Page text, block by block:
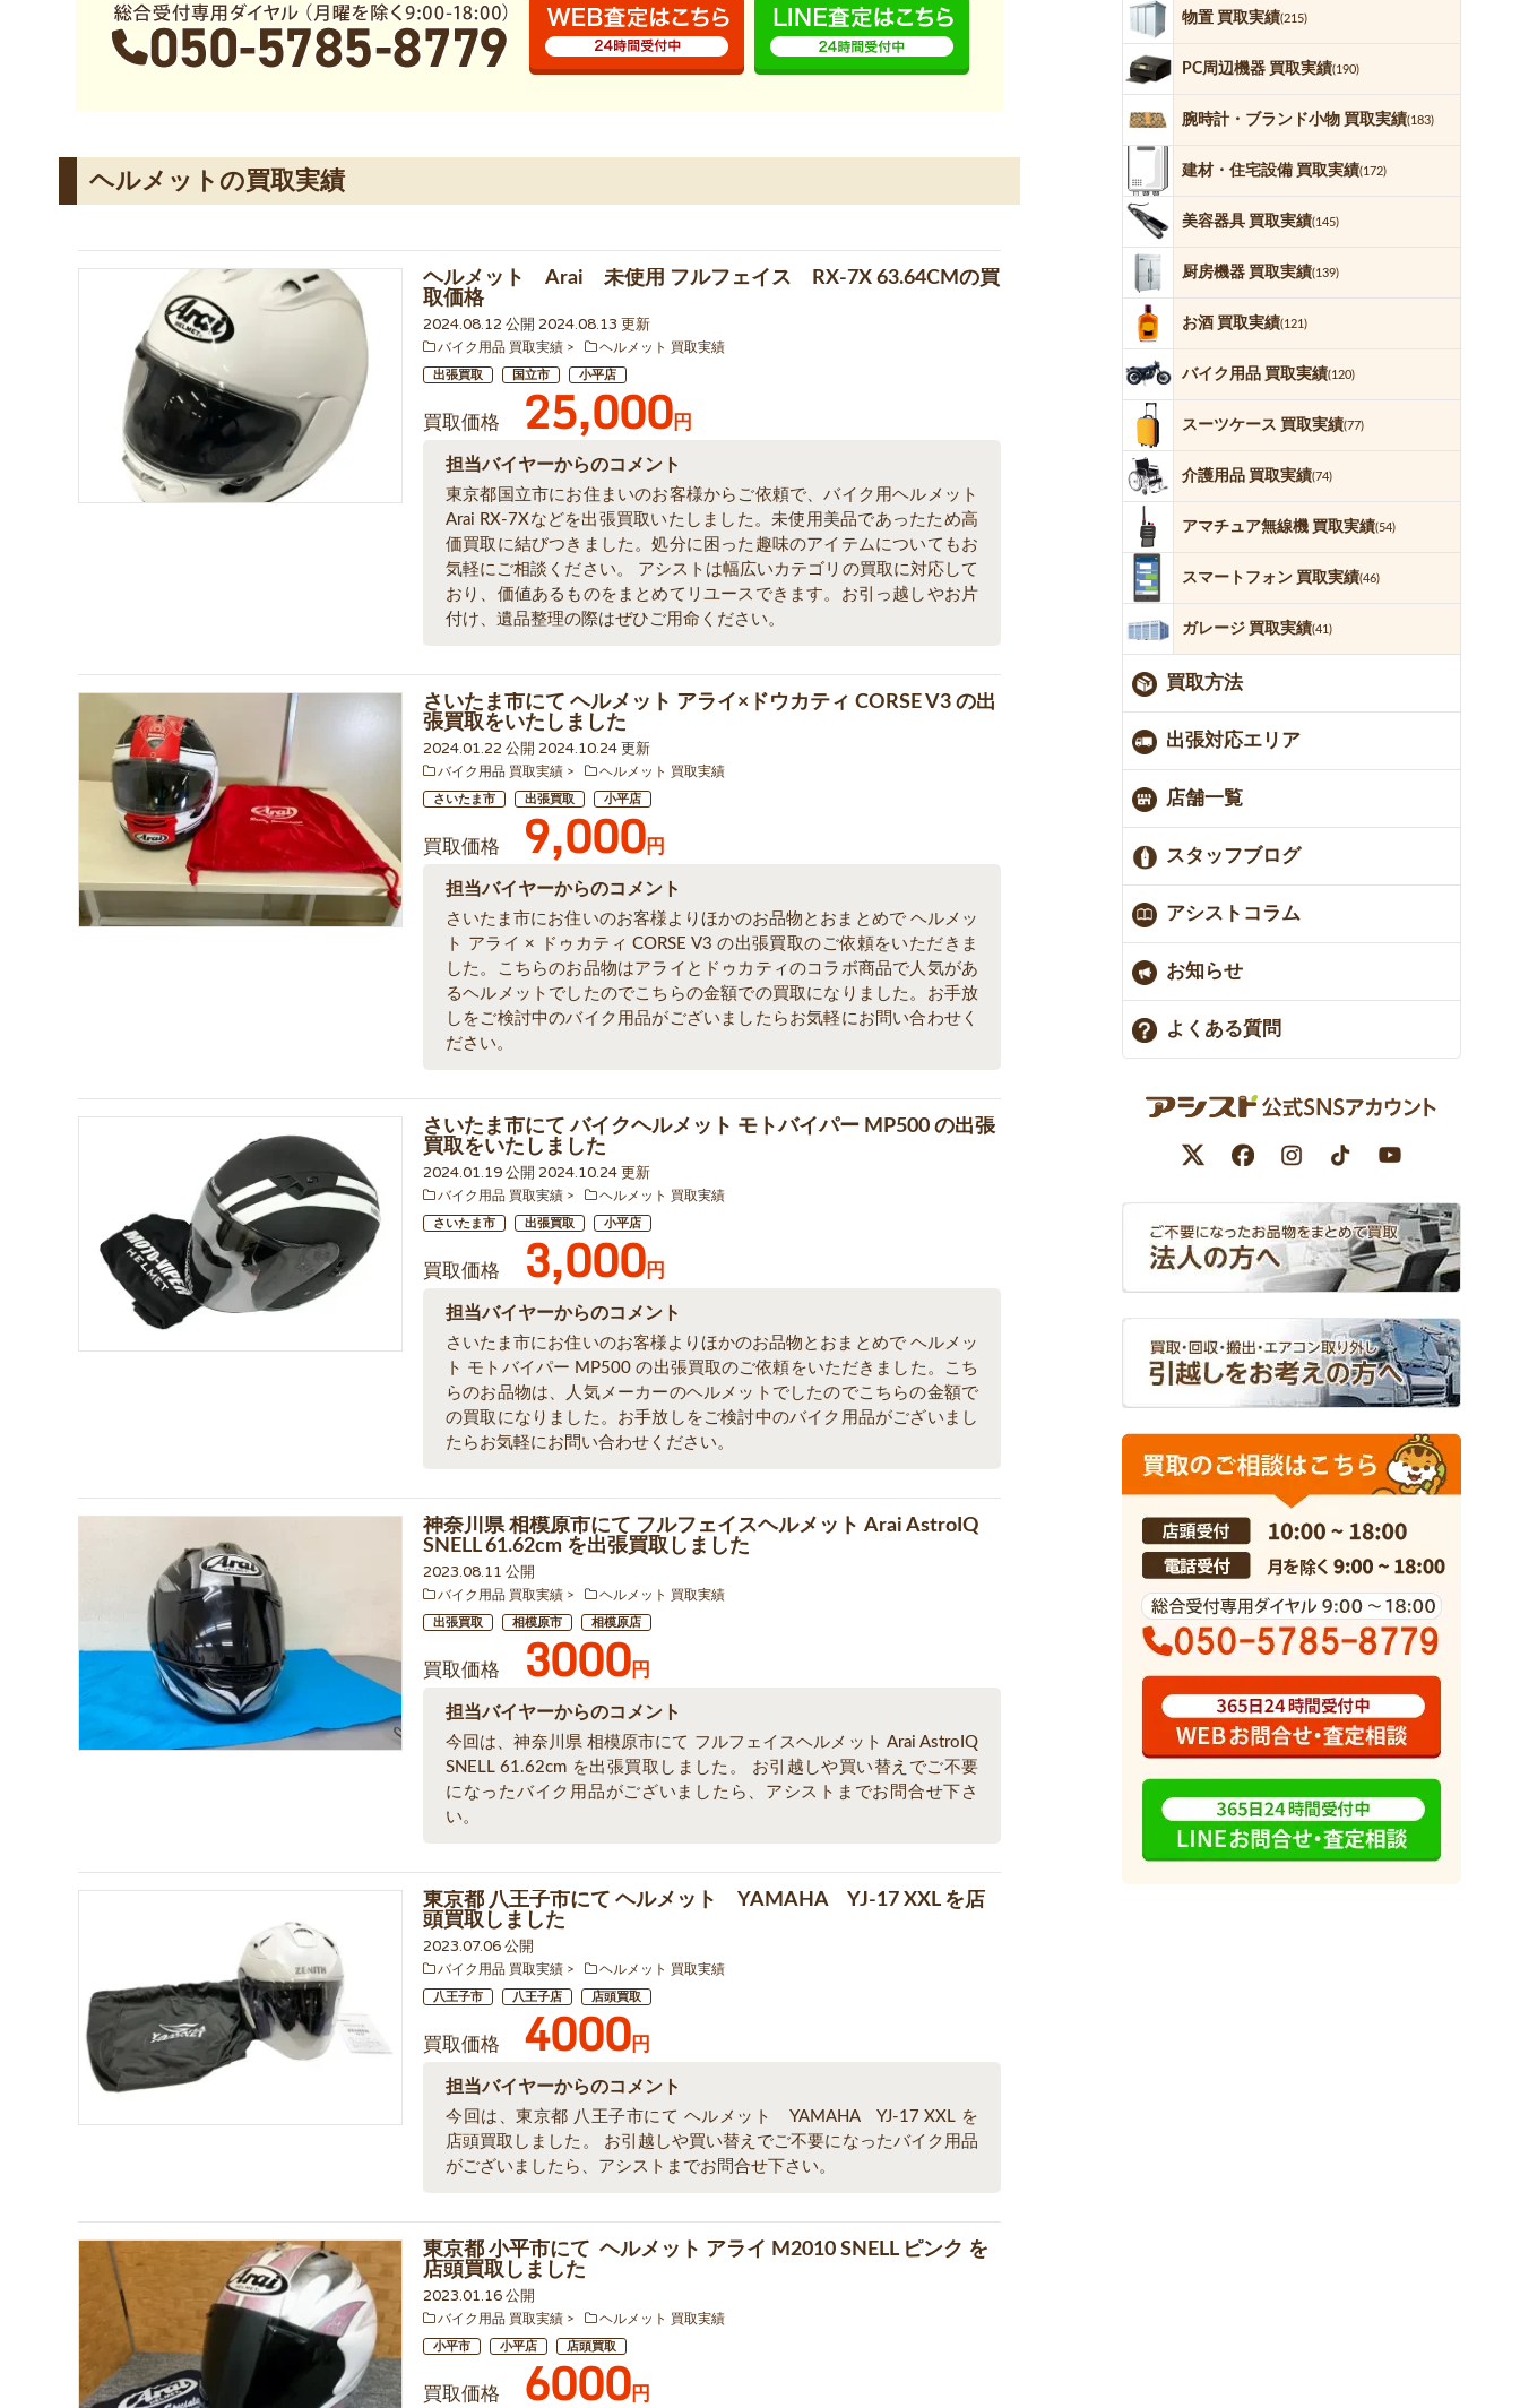
ヘルメットの買取実績
ヘルメット Arai 未使用 フルフェイス RX-7X 63.64CMの買
取価格
2024.08.12 公開 2024.08.13 更新
バイク用品 買取実績 ヘルメット 買取実績
出張買取 国立市 小平店
買取価格 25,000円
担当バイヤーからのコメント
東京都国立市にお住まいのお客様からご依頼で、バイク用ヘルメット
Arai RX-7Xなどを出張買取いたしました。未使用美品であったため高
価買取に結びつきました。処分に困った趣味のアイテムについてもお
気軽にご相談ください。 アシストは幅広いカテゴリの買取に対応して
おり、価値あるものをまとめてリユースできます。お引っ越しやお片
付け、遺品整理の際はぜひご用命ください。
さいたま市にて ヘルメット アライ×ドウカティ CORSE V3 の出
張買取をいたしました
2024.01.22 公開 2024.10.24 更新
バイク用品 買取実績 ヘルメット 買取実績
さいたま市 出張買取 小平店
買取価格 9,000円
担当バイヤーからのコメント
さいたま市にお住いのお客様よりほかのお品物とおまとめで ヘルメッ
ト アライ × ドゥカティ CORSE V3 の出張買取のご依頼をいただきま
した。こちらのお品物はアライとドゥカティのコラボ商品で人気があ
るヘルメットでしたのでこちらの金額での買取になりました。お手放
しをご検討中のバイク用品がございましたらお気軽にお問い合わせく
ださい。
さいたま市にて バイクヘルメット モトバイパー MP500 の出張
買取をいたしました
2024.01.19 公開 2024.10.24 更新
バイク用品 買取実績 ヘルメット 買取実績
さいたま市 出張買取 小平店
買取価格 3,000円
担当バイヤーからのコメント
さいたま市にお住いのお客様よりほかのお品物とおまとめで ヘルメッ
ト モトバイパー MP500 の出張買取のご依頼をいただきました。こち
らのお品物は、人気メーカーのヘルメットでしたのでこちらの金額で
の買取になりました。お手放しをご検討中のバイク用品がございまし
たらお気軽にお問い合わせください。
神奈川県 相模原市にて フルフェイスヘルメット Arai AstroIQ
SNELL 61.62cm を出張買取しました
2023.08.11 公開
バイク用品 買取実績 ヘルメット 買取実績
出張買取 相模原市 相模原店
買取価格 3000円
担当バイヤーからのコメント
今回は、神奈川県 相模原市にて フルフェイスヘルメット Arai AstroIQ
SNELL 61.62cm を出張買取しました。 お引越しや買い替えでご不要
になったバイク用品がございましたら、アシストまでお問合せ下さ
い。
東京都 八王子市にて ヘルメット YAMAHA YJ-17 XXL を店
頭買取しました
2023.07.06 公開
バイク用品 買取実績 ヘルメット 買取実績
八王子市 八王子店 店頭買取
買取価格 4000円
担当バイヤーからのコメント
今回は、東京都 八王子市にて ヘルメット YAMAHA YJ-17 XXL を
店頭買取しました。 お引越しや買い替えでご不要になったバイク用品
がございましたら、アシストまでお問合せ下さい。
東京都 小平市にて ヘルメット アライ M2010 SNELL ピンク を
店頭買取しました
2023.01.16 公開
バイク用品 買取実績 ヘルメット 買取実績
小平市 小平店 店頭買取
買取価格 6000円
物置 買取実績(215)
PC周辺機器 買取実績(190)
腕時計・ブランド小物 買取実績(183)
建材・住宅設備 買取実績(172)
美容器具 買取実績(145)
厨房機器 買取実績(139)
お酒 買取実績(121)
バイク用品 買取実績(120)
スーツケース 買取実績(77)
介護用品 買取実績(74)
アマチュア無線機 買取実績(54)
スマートフォン 買取実績(46)
ガレージ 買取実績(41)
買取方法
出張対応エリア
店舗一覧
スタッフブログ
アシストコラム
お知らせ
よくある質問